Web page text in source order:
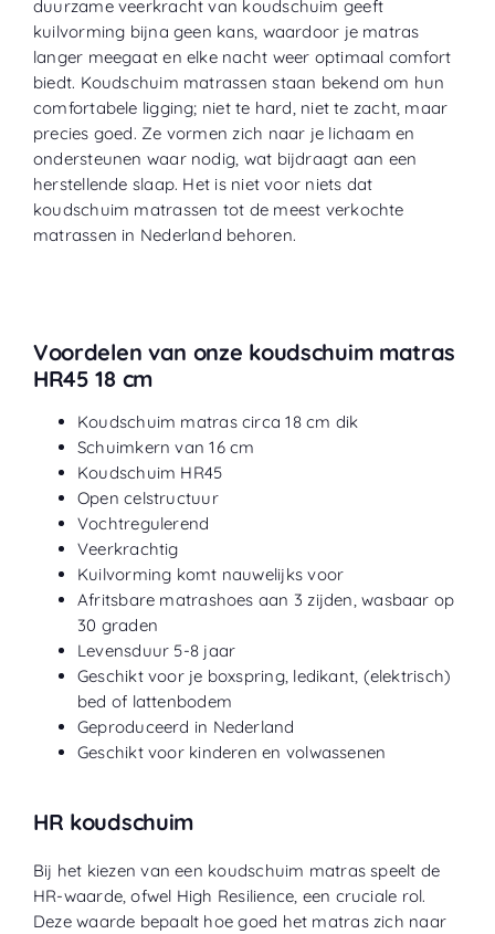
duurzame veerkracht van koudschuim geeft
kuilvorming bijna geen kans, waardoor je matras
langer meegaat en elke nacht weer optimaal comfort
biedt. Koudschuim matrassen staan bekend om hun
comfortabele ligging; niet te hard, niet te zacht, maar
precies goed. Ze vormen zich naar je lichaam en
ondersteunen waar nodig, wat bijdraagt aan een
herstellende slaap. Het is niet voor niets dat
koudschuim matrassen tot de meest verkochte
matrassen in Nederland behoren.
Voordelen van onze koudschuim matras
HR45 18 cm
Koudschuim matras circa 18 cm dik
Schuimkern van 16 cm
Koudschuim HR45
Open celstructuur
Vochtregulerend
Veerkrachtig
Kuilvorming komt nauwelijks voor
Afritsbare matrashoes aan 3 zijden, wasbaar op
30 graden
Levensduur 5-8 jaar
Geschikt voor je boxspring, ledikant, (elektrisch)
bed of lattenbodem
Geproduceerd in Nederland
Geschikt voor kinderen en volwassenen
HR koudschuim
Bij het kiezen van een koudschuim matras speelt de
HR-waarde, ofwel High Resilience, een cruciale rol.
Deze waarde bepaalt hoe goed het matras zich naar